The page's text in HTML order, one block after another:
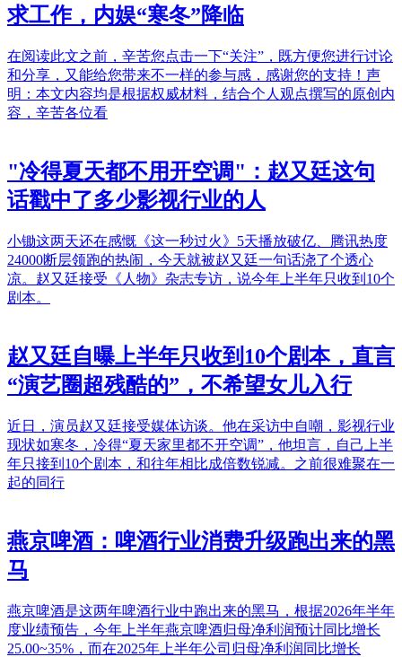
求工作，内娱“寒冬”降临
在阅读此文之前，辛苦您点击一下“关注”，既方便您进行讨论
和分享，又能给您带来不一样的参与感，感谢您的支持！声
明：本文内容均是根据权威材料，结合个人观点撰写的原创内
容，辛苦各位看
"冷得夏天都不用开空调"：赵又廷这句
话戳中了多少影视行业的人
小锄这两天还在感慨《这一秒过火》5天播放破亿、腾讯热度
24000断层领跑的热闹，今天就被赵又廷一句话浇了个透心
凉。赵又廷接受《人物》杂志专访，说今年上半年只收到10个
剧本。
赵又廷自曝上半年只收到10个剧本，直言
“演艺圈超残酷的”，不希望女儿入行
近日，演员赵又廷接受媒体访谈。他在采访中自嘲，影视行业
现状如寒冬，冷得“夏天家里都不开空调”，他坦言，自己上半
年只接到10个剧本，和往年相比成倍数锐减。之前很难聚在一
起的同行
燕京啤酒：啤酒行业消费升级跑出来的黑
马
燕京啤酒是这两年啤酒行业中跑出来的黑马，根据2026年半年
度业绩预告，今年上半年燕京啤酒归母净利润预计同比增长
25.00~35%，而在2025年上半年公司归母净利润同比增长